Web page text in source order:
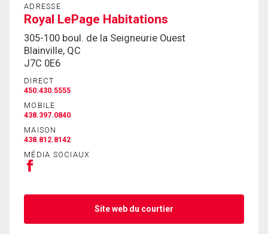
ADRESSE
Royal LePage Habitations
305-100 boul. de la Seigneurie Ouest
Blainville, QC
J7C 0E6
DIRECT
450.430.5555
MOBILE
438.397.0840
MAISON
438.812.8142
MÉDIA SOCIAUX
Site web du courtier